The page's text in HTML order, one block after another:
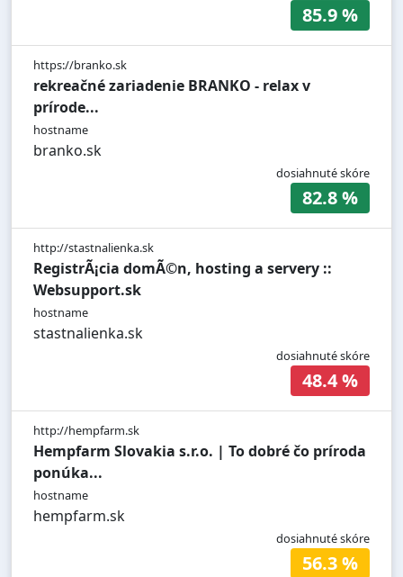
85.9 %
https://branko.sk
rekreačné zariadenie BRANKO - relax v
prírode...
hostname
branko.sk
dosiahnuté skóre
82.8 %
http://stastnalienka.sk
RegistrÃ¡cia domÃ©n, hosting a servery ::
Websupport.sk
hostname
stastnalienka.sk
dosiahnuté skóre
48.4 %
http://hempfarm.sk
Hempfarm Slovakia s.r.o. | To dobré čo príroda
ponúka...
hostname
hempfarm.sk
dosiahnuté skóre
56.3 %